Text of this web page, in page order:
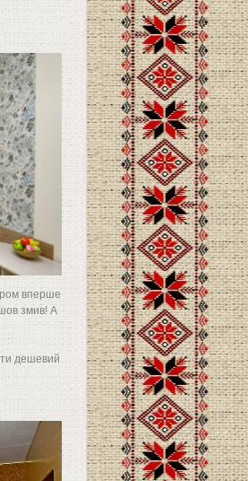
вперше
змив! А
дешевий